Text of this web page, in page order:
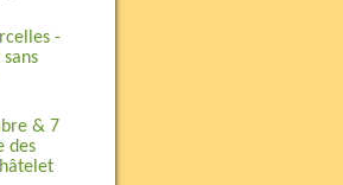
-
& 7
des